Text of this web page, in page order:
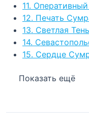
11.
12. Печать
13. Светлая Тень
14.
15. Сердце
Показать ещё